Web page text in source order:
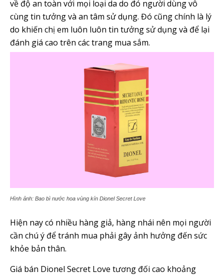
về độ an toàn với mọi loại da do đó người dùng vô
cùng tin tưởng và an tâm sử dụng. Đó cũng chính là lý
do khiến chị em luôn luôn tin tưởng sử dụng và để lại
đánh giá cao trên các trang mua sắm.
Hình ảnh: Bao bì nước hoa vùng kín Dionel Secret Love
Hiện nay có nhiều hàng giả, hàng nhái nên mọi người
cần chú ý để tránh mua phải gây ảnh hưởng đến sức
khỏe bản thân.
Giá bán Dionel Secret Love tương đối cao khoảng